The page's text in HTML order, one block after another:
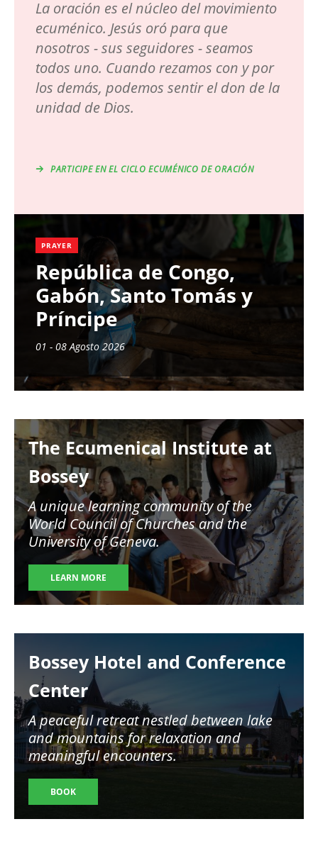
La oración es el núcleo del movimiento
ecuménico. Jesús oró para que
nosotros - sus seguidores - seamos
todos uno. Cuando rezamos con y por
los demás, podemos sentir el don de la
unidad de Dios.
PARTICIPE EN EL CICLO ECUMÉNICO DE ORACIÓN
PRAYER
República de Congo,
Gabón, Santo Tomás y
Príncipe
01 - 08 Agosto 2026
The Ecumenical Institute at
Bossey
A unique learning community of the
World Council of Churches and the
University of Geneva.
LEARN MORE
Bossey Hotel and Conference
Center
A peaceful retreat nestled between lake
and mountains for relaxation and
meaningful encounters.
BOOK